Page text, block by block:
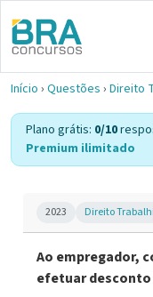
Início › Questões › Direito
Plano grátis: 0/10
Premium ilimitado
2023 Direito
Ao empregador,
efetuar desconto